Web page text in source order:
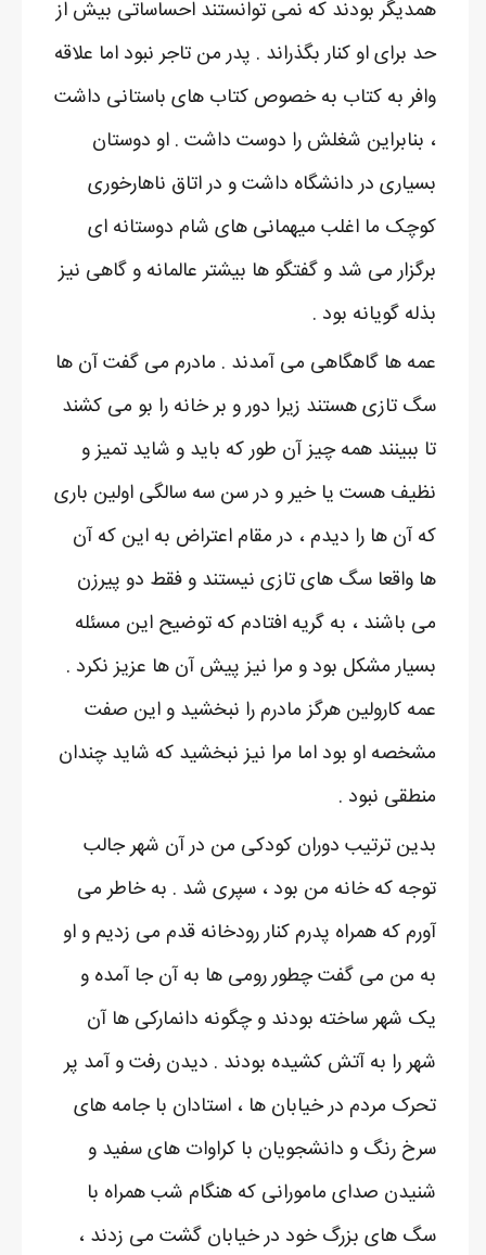
همدیگر بودند که نمی توانستند احساساتی بیش از
حد برای او کنار بگذراند . پدر من تاجر نبود اما علاقه
وافر به کتاب به خصوص کتاب های باستانی داشت
، بنابراین شغلش را دوست داشت . او دوستان
بسیاری در دانشگاه داشت و در اتاق ناهارخوری
کوچک ما اغلب میهمانی های شام دوستانه ای
برگزار می شد و گفتگو ها بیشتر عالمانه و گاهی نیز
بذله گویانه بود .
عمه ها گاهگاهی می آمدند . مادرم می گفت آن ها
سگ تازی هستند زیرا دور و بر خانه را بو می کشند
تا ببینند همه چیز آن طور که باید و شاید تمیز و
نظیف هست یا خیر و در سن سه سالگی اولین باری
که آن ها را دیدم ، در مقام اعتراض به این که آن
ها واقعا سگ های تازی نیستند و فقط دو پیرزن
می باشند ، به گریه افتادم که توضیح این مسئله
بسیار مشکل بود و مرا نیز پیش آن ها عزیز نکرد .
عمه کارولین هرگز مادرم را نبخشید و این صفت
مشخصه او بود اما مرا نیز نبخشید که شاید چندان
منطقی نبود .
بدین ترتیب دوران کودکی من در آن شهر جالب
توجه که خانه من بود ، سپری شد . به خاطر می
آورم که همراه پدرم کنار رودخانه قدم می زدیم و او
به من می گفت چطور رومی ها به آن جا آمده و
یک شهر ساخته بودند و چگونه دانمارکی ها آن
شهر را به آتش کشیده بودند . دیدن رفت و آمد پر
تحرک مردم در خیابان ها ، استادان با جامه های
سرخ رنگ و دانشجویان با کراوات های سفید و
شنیدن صدای مامورانی که هنگام شب همراه با
سگ های بزرگ خود در خیابان گشت می زدند ،